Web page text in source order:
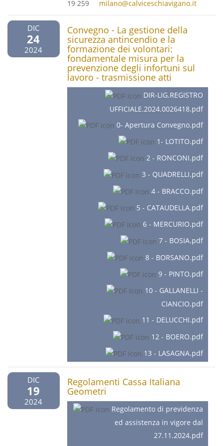
19 259 milano@calviceschiavigano.it
DIC
24
2024
Convegno - La gestione della
sicurezza antincendio e la
formazione dei volontari:
fondamentale misura per la
prevenzione degli infortuni sul
lavoro - trasmissione atti
DIR-LIG.REGISTRO
UFFICIALE.2024.0026418.pdf
0- Apertura Convegno.pdf
1- LOTITO.pdf
2 - RONCONI.pdf
3 - QUADRELLI.pdf
4 - BRACCO.pdf
5 - CATAUDELLA.pdf
6 - MERCURIO.pdf
7 - BOSIA.pdf
8 - BORSANO.pdf
9 - PINTO.pdf
10 - GALLANELLI -
CIANCIO.pdf
11 - DELUCCHI.pdf
12 - BOERO.pdf
13 - LASAGNA.pdf
DIC
19
2024
Regolamenti Cassa Italiana
Geometri
Regolamento di previdenza
ed assistenza in vigore dal
27.11.2024.pdf